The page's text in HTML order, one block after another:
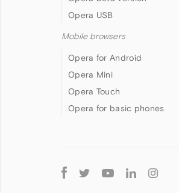
Opera USB
Mobile browsers
Opera for Android
Opera Mini
Opera Touch
Opera for basic phones
Follow
Opera